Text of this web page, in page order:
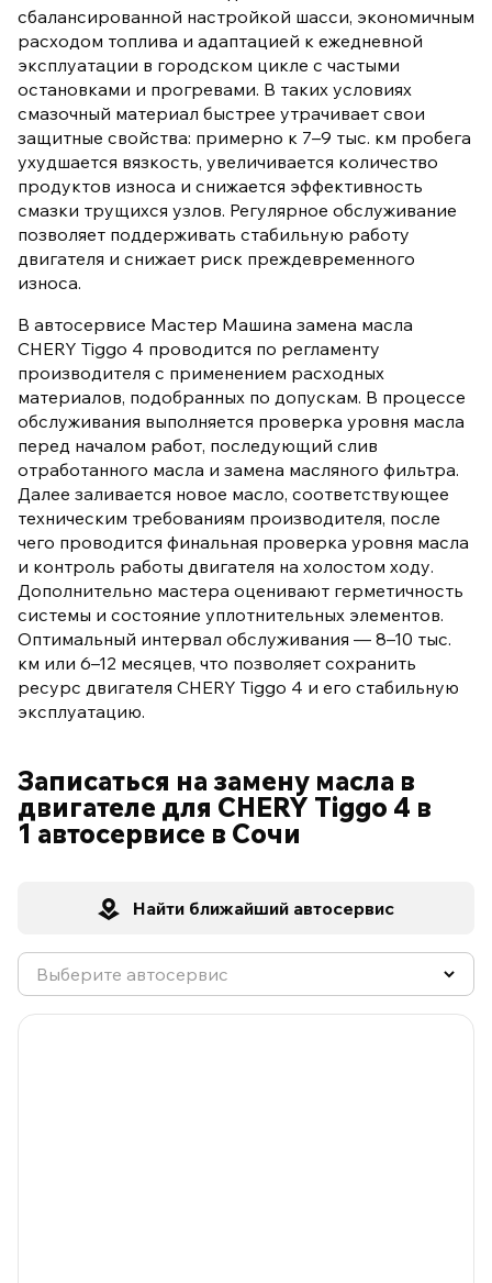
сбалансированной настройкой шасси, экономичным
расходом топлива и адаптацией к ежедневной
эксплуатации в городском цикле с частыми
остановками и прогревами. В таких условиях
смазочный материал быстрее утрачивает свои
защитные свойства: примерно к 7–9 тыс. км пробега
ухудшается вязкость, увеличивается количество
продуктов износа и снижается эффективность
смазки трущихся узлов. Регулярное обслуживание
позволяет поддерживать стабильную работу
двигателя и снижает риск преждевременного
износа.
В автосервисе Мастер Машина замена масла
CHERY Tiggo 4 проводится по регламенту
производителя с применением расходных
материалов, подобранных по допускам. В процессе
обслуживания выполняется проверка уровня масла
перед началом работ, последующий слив
отработанного масла и замена масляного фильтра.
Далее заливается новое масло, соответствующее
техническим требованиям производителя, после
чего проводится финальная проверка уровня масла
и контроль работы двигателя на холостом ходу.
Дополнительно мастера оценивают герметичность
системы и состояние уплотнительных элементов.
Оптимальный интервал обслуживания — 8–10 тыс.
км или 6–12 месяцев, что позволяет сохранить
ресурс двигателя CHERY Tiggo 4 и его стабильную
эксплуатацию.
Записаться на замену масла в
двигателе для CHERY Tiggo 4 в
1 автосервисе в Сочи
Найти ближайший автосервис